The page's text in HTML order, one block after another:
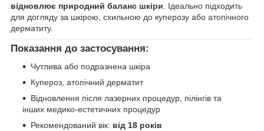
відновлює природний баланс шкіри . Ідеально підходить
для догляду за шкірою, схильною до куперозу або атопічного
дерматиту.
Показання до застосування:
Чутлива або подразнена шкіра
Купероз, атопічний дерматит
Відновлення після лазерних процедур, пілінгів та
інших медико-естетичних процедур
Рекомендований вік: від 18 років